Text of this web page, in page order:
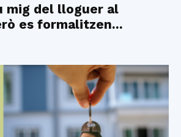
mig del lloguer al
es formalitzen...